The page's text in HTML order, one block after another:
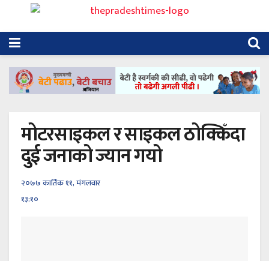
मोटरसाइकल र साइकल ठोक्किँदा
दुई जनाको ज्यान गयो
२०७७ कार्तिक ११, मंगलवार
१३:१०